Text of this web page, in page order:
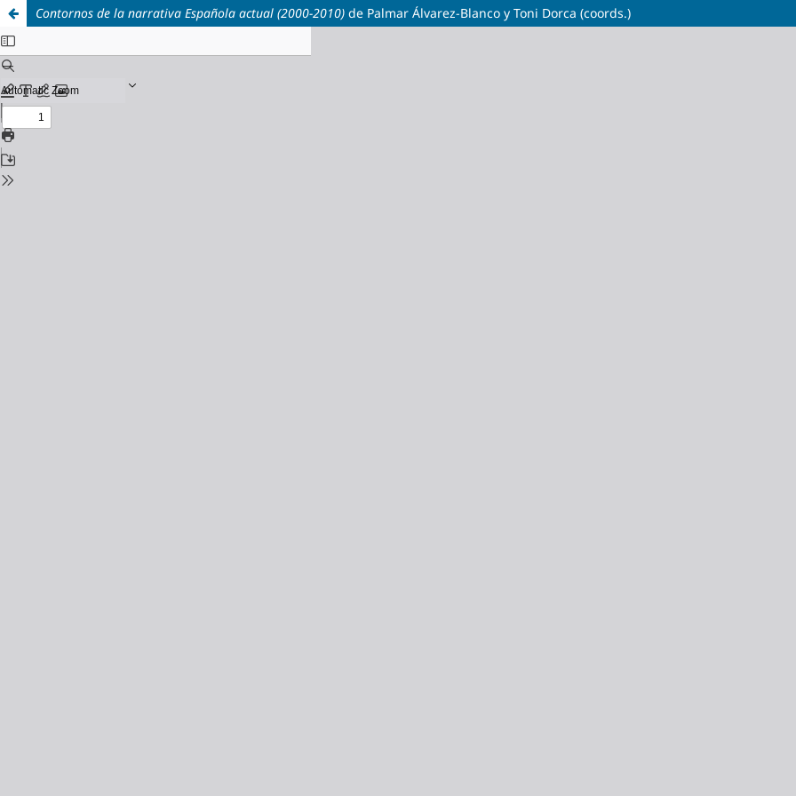
Contornos de la narrativa Española actual (2000-2010) de Palmar Álvarez-Blanco y Toni Dorca (coords.)